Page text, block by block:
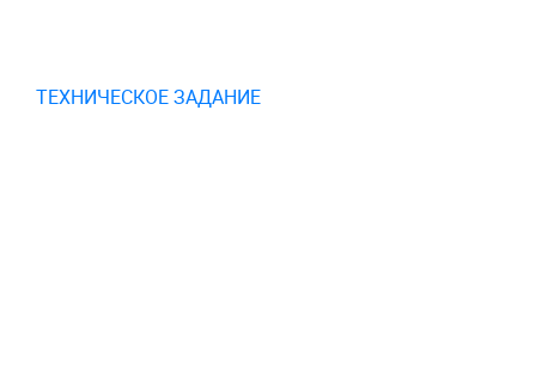
ТЕХНИЧЕСКОЕ ЗАДАНИЕ